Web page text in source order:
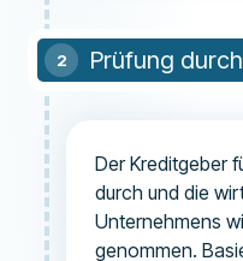
Prüfung
Der Kreditgeber
durch und die
Unternehmens
genommen.